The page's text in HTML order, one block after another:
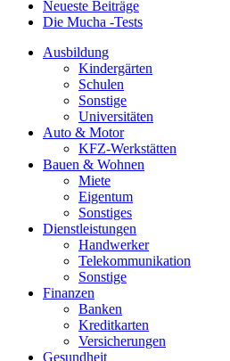
Neueste Beiträge
Die Mucha -Tests
Ausbildung
Kindergärten
Schulen
Sonstige
Universitäten
Auto & Motor
KFZ-Werkstätten
Bauen & Wohnen
Miete
Eigentum
Sonstiges
Dienstleistungen
Handwerker
Telekommunikation
Sonstige
Finanzen
Banken
Kreditkarten
Versicherungen
Gesundheit